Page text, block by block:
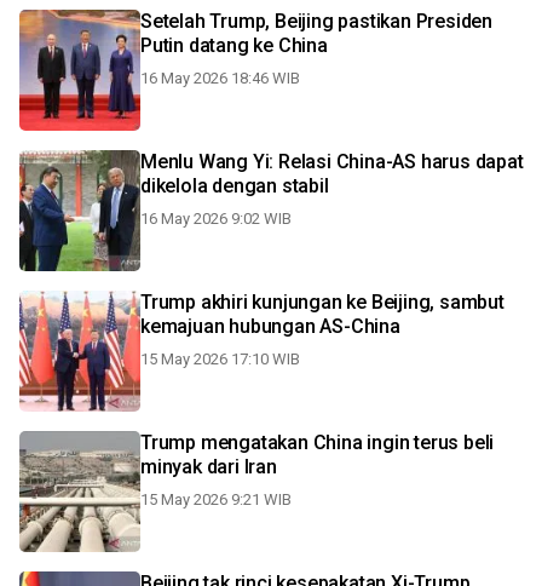
Setelah Trump, Beijing pastikan Presiden
Putin datang ke China
16 May 2026 18:46 WIB
Menlu Wang Yi: Relasi China-AS harus dapat
dikelola dengan stabil
16 May 2026 9:02 WIB
Trump akhiri kunjungan ke Beijing, sambut
kemajuan hubungan AS-China
15 May 2026 17:10 WIB
Trump mengatakan China ingin terus beli
minyak dari Iran
15 May 2026 9:21 WIB